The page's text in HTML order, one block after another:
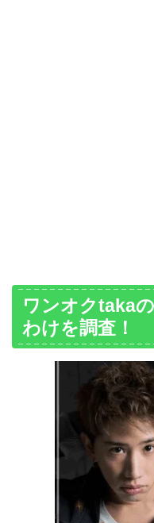
ワンオクtaka
わけを調査！